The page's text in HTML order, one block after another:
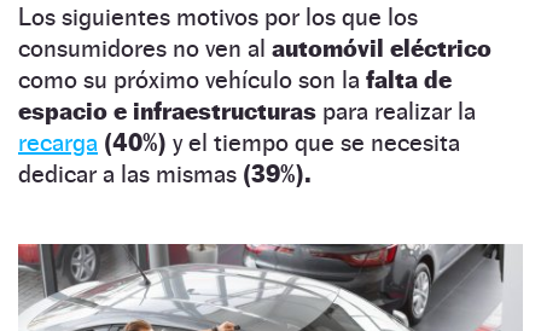
Los siguientes motivos por los que los
consumidores no ven al automóvil eléctrico
como su próximo vehículo son la falta de
espacio e infraestructuras para realizar la
recarga (40%) y el tiempo que se necesita
dedicar a las mismas (39%).